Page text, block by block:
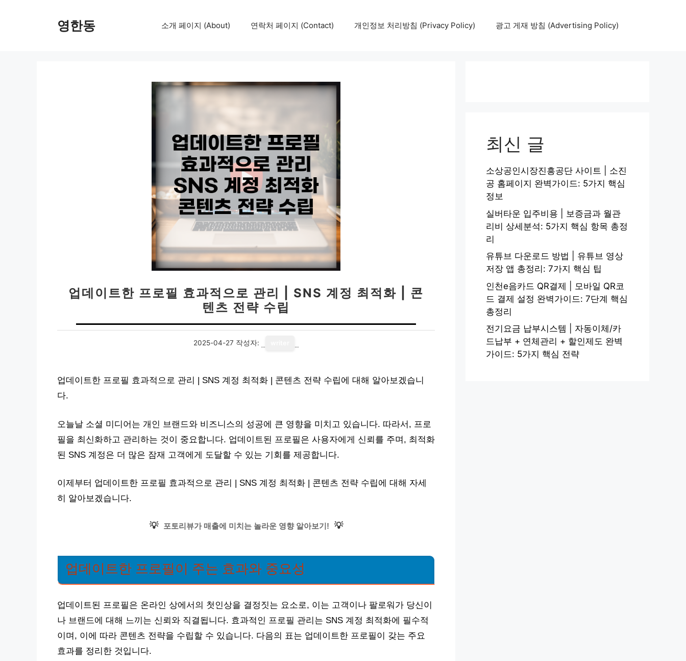
영한동 소개 페이지 (About) 연락처 페이지 (Contact) 개인정보 처리방침 (Privacy Policy) 광고 게재 방침 (Advertising Policy)
업데이트한 프로필 효과적으로 관리 | SNS 계정 최적화 | 콘
텐츠 전략 수립
2025-04-27 작성자:
업데이트한 프로필 효과적으로 관리 | SNS 계정 최적화 | 콘텐츠 전략 수립에 대해 알아보겠습니
다.
오늘날 소셜 미디어는 개인 브랜드와 비즈니스의 성공에 큰 영향을 미치고 있습니다. 따라서, 프로
필을 최신화하고 관리하는 것이 중요합니다. 업데이트된 프로필은 사용자에게 신뢰를 주며, 최적화
된 SNS 계정은 더 많은 잠재 고객에게 도달할 수 있는 기회를 제공합니다.
이제부터 업데이트한 프로필 효과적으로 관리 | SNS 계정 최적화 | 콘텐츠 전략 수립에 대해 자세
히 알아보겠습니다.
💡 포토리뷰가 매출에 미치는 놀라운 영향 알아보기! 💡
업데이트한 프로필이 주는 효과와 중요성
업데이트된 프로필은 온라인 상에서의 첫인상을 결정짓는 요소로, 이는 고객이나 팔로워가 당신이
나 브랜드에 대해 느끼는 신뢰와 직결됩니다. 효과적인 프로필 관리는 SNS 계정 최적화에 필수적
이며, 이에 따라 콘텐츠 전략을 수립할 수 있습니다. 다음의 표는 업데이트한 프로필이 갖는 주요
효과를 정리한 것입니다.
최신 글
소상공인시장진흥공단 사이트 | 소진
공 홈페이지 완벽가이드: 5가지 핵심
정보
실버타운 입주비용 | 보증금과 월관
리비 상세분석: 5가지 핵심 항목 총정
리
유튜브 다운로드 방법 | 유튜브 영상
저장 앱 총정리: 7가지 핵심 팁
인천e음카드 QR결제 | 모바일 QR코
드 결제 설정 완벽가이드: 7단계 핵심
총정리
전기요금 납부시스템 | 자동이체/카
드납부 + 연체관리 + 할인제도 완벽
가이드: 5가지 핵심 전략